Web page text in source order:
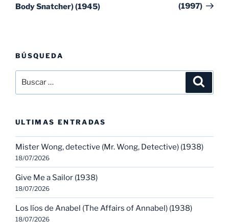
Body Snatcher) (1945)
(1997)
BÚSQUEDA
por:
ULTIMAS ENTRADAS
Mister Wong, detective (Mr. Wong, Detective) (1938)
18/07/2026
Give Me a Sailor (1938)
18/07/2026
Los líos de Anabel (The Affairs of Annabel) (1938)
18/07/2026